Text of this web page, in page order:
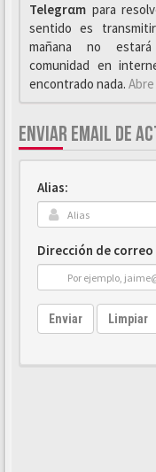
Telegrαm para
sentido es
mañana no
comunidad en
encontrado nada.
ENVIAR EMAIL DE
Alias:
Dirección de
Enviar Limpiar